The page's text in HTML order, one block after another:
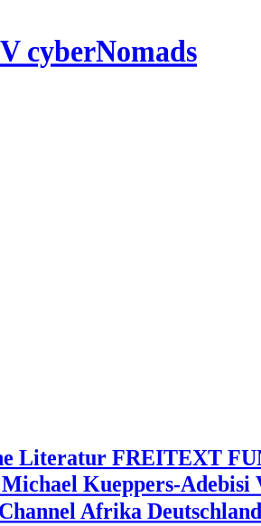
cyberNomads
Literatur FREITEXT
Kueppers-
Afrika